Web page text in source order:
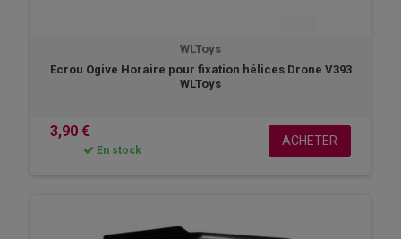
WLToys
Ecrou Ogive Horaire pour fixation hélices Drone V393
WLToys
3,90 €
En stock
ACHETER